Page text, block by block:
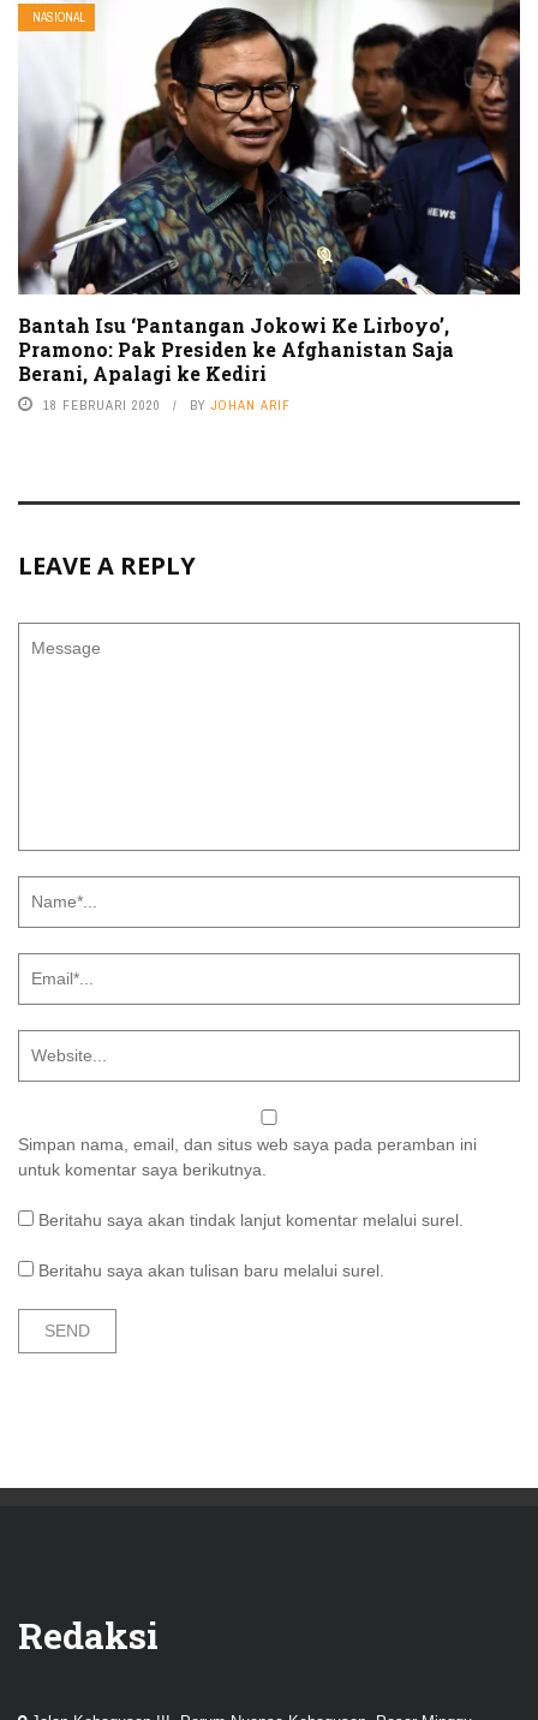
NASIONAL
Bantah Isu ‘Pantangan Jokowi Ke Lirboyo’,
Pramono: Pak Presiden ke Afghanistan Saja
Berani, Apalagi ke Kediri
18 FEBRUARI 2020 BY JOHAN ARIF
LEAVE A REPLY
Simpan nama, email, dan situs web saya pada peramban ini
untuk komentar saya berikutnya.
Beritahu saya akan tindak lanjut komentar melalui surel.
Beritahu saya akan tulisan baru melalui surel.
Redaksi